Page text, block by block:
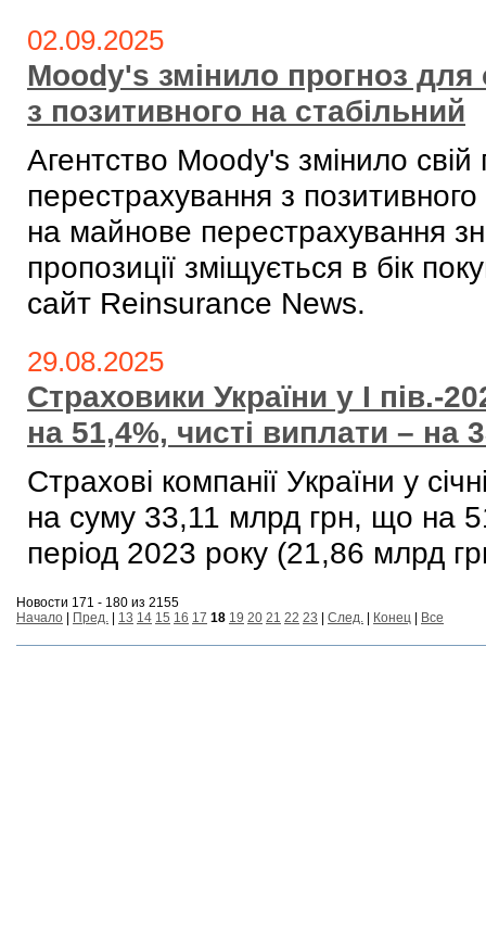
02.09.2025
Moody's змінило прогноз для
з позитивного на стабільний
Агентство Moody's змінило
перестрахування з
на майнове перестрахування
пропозиції зміщується в бік
сайт Reinsurance News.
29.08.2025
Страховики України у I пів.-
на 51,4%, чисті виплати – на
Страхові компанії України у
на суму 33,11 млрд грн, що на
період 2023 року (21,86 млрд
Новости 171 - 180 из 2155
Начало
Пред. 13 14 15 16 17 18 19 20 21 22 23 След. Конец Все